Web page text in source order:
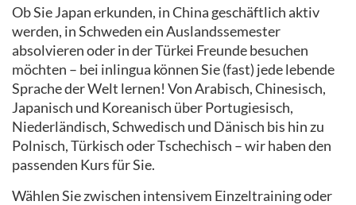
Ob Sie Japan erkunden, in China geschäftlich aktiv
werden, in Schweden ein Auslandssemester
absolvieren oder in der Türkei Freunde besuchen
möchten – bei inlingua können Sie (fast) jede lebende
Sprache der Welt lernen! Von Arabisch, Chinesisch,
Japanisch und Koreanisch über Portugiesisch,
Niederländisch, Schwedisch und Dänisch bis hin zu
Polnisch, Türkisch oder Tschechisch – wir haben den
passenden Kurs für Sie.
Wählen Sie zwischen intensivem Einzeltraining oder